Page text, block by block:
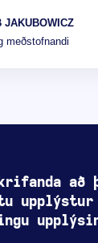
JAKUBOWICZ
meðstofnandi
að
upplýstur